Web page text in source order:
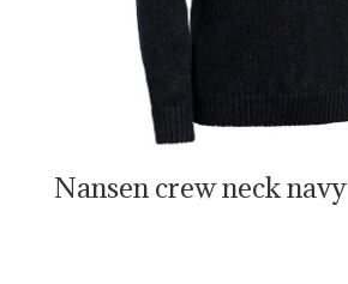
Nansen crew neck navy